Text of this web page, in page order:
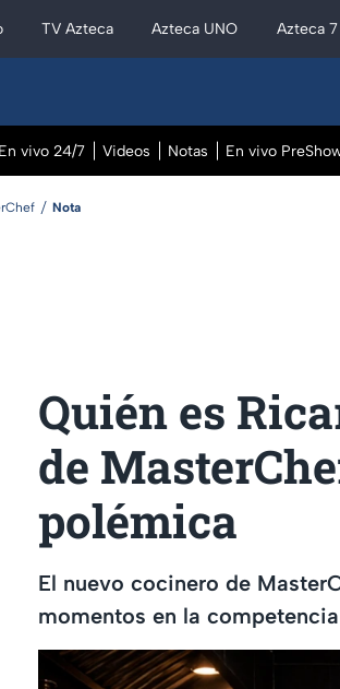
TV Azteca Azteca UNO Azteca 7
En vivo 24/7 Videos Notas En vivo
Nota
Quién es
de
polémica
El nuevo cocinero de
momentos en la competencia